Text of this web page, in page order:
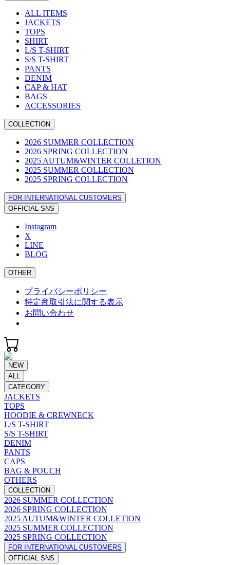
ALL ITEMS
JACKETS
TOPS
SHIRT
L/S T-SHIRT
S/S T-SHIRT
PANTS
DENIM
CAP & HAT
BAGS
ACCESSORIES
COLLECTION
2026 SUMMER COLLECTION
2026 SPRING COLLECTION
2025 AUTUM&WINTER COLLETION
2025 SUMMER COLLECTION
2025 SPRING COLLECTION
FOR INTERNATIONAL CUSTOMERS
OFFICIAL SNS
Instagram
X
LINE
BLOG
OTHER
プライバシーポリシー
特定商取引法に関する表示
お問い合わせ
NEW
ALL
CATEGORY
JACKETS
TOPS
HOODIE & CREWNECK
L/S T-SHIRT
S/S T-SHIRT
DENIM
PANTS
CAPS
BAG & POUCH
OTHERS
COLLECTION
2026 SUMMER COLLECTION
2026 SPRING COLLECTION
2025 AUTUM&WINTER COLLETION
2025 SUMMER COLLECTION
2025 SPRING COLLECTION
FOR INTERNATIONAL CUSTOMERS
OFFICIAL SNS